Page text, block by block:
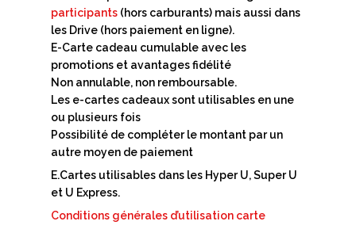
participants (hors carburants) mais aussi dans
les Drive (hors paiement en ligne).
E-Carte cadeau cumulable avec les
promotions et avantages fidélité
Non annulable, non remboursable.
Les e-cartes cadeaux sont utilisables en une
ou plusieurs fois
Possibilité de compléter le montant par un
autre moyen de paiement
E.Cartes utilisables dans les Hyper U, Super U
et U Express.
Conditions générales d’utilisation carte